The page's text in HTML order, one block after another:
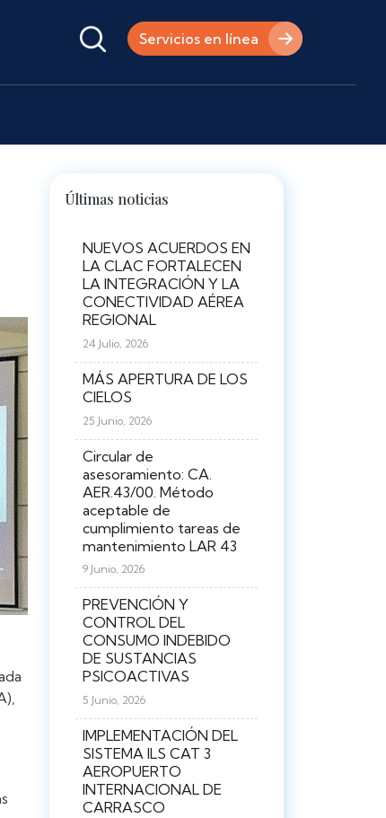
Servicios en línea
Últimas noticias
NUEVOS ACUERDOS EN
LA CLAC FORTALECEN
LA INTEGRACIÓN Y LA
CONECTIVIDAD AÉREA
REGIONAL
24 Julio, 2026
MÁS APERTURA DE LOS
CIELOS
25 Junio, 2026
Circular de
asesoramiento: CA.
AER.43/00. Método
aceptable de
cumplimiento tareas de
mantenimiento LAR 43
9 Junio, 2026
PREVENCIÓN Y
CONTROL DEL
CONSUMO INDEBIDO
DE SUSTANCIAS
PSICOACTIVAS
5 Junio, 2026
IMPLEMENTACIÓN DEL
SISTEMA ILS CAT 3
AEROPUERTO
INTERNACIONAL DE
CARRASCO